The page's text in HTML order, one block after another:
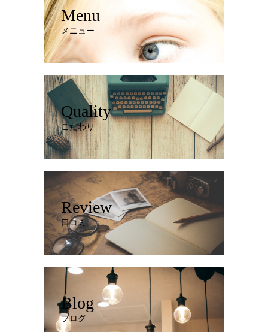
Menu
メニュー
Quality
こだわり
Review
口コミ
Blog
ブログ